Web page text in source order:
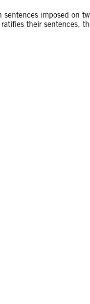
sentences imposed
their sentences,